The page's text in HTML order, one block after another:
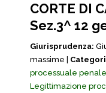
CORTE DI
Sez.3^ 12
Giurisprudenza:
massime |
processuale penale
Legittimazione